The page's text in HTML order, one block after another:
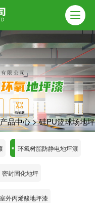
产品中心>硅PU篮球场地坪
环氧树脂防静电地坪漆
密封固化地坪
室外丙烯酸地坪漆